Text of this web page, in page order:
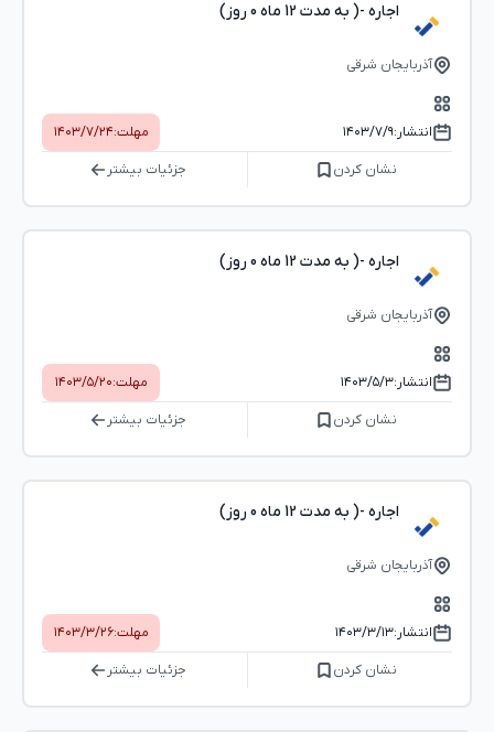
اجاره -( به مدت 12 ماه 0 روز)
آذربایجان شرقی
انتشار:۱۴۰۳/۷/۹ مهلت:۱۴۰۳/۷/۲۴
نشان کردن جزئیات بیشتر
اجاره -( به مدت 12 ماه 0 روز)
آذربایجان شرقی
انتشار:۱۴۰۳/۵/۳ مهلت:۱۴۰۳/۵/۲۰
نشان کردن جزئیات بیشتر
اجاره -( به مدت 12 ماه 0 روز)
آذربایجان شرقی
انتشار:۱۴۰۳/۳/۱۳ مهلت:۱۴۰۳/۳/۲۶
نشان کردن جزئیات بیشتر